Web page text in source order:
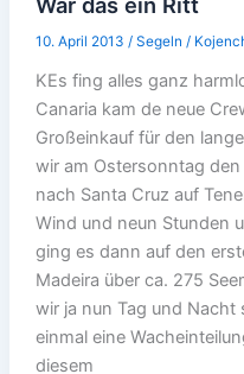
War das ein Ritt
10. April 2013 / Segeln /
KEs fing alles ganz
Canaria kam de neue
Großeinkauf für den
wir am Ostersonntag
nach Santa Cruz auf
Wind und neun Stunden
ging es dann auf den
Madeira über ca. 275
wir ja nun Tag und
einmal eine
diesem